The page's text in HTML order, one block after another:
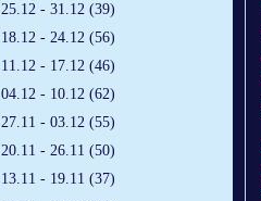
25.12 - 31.12 (39)
18.12 - 24.12 (56)
11.12 - 17.12 (46)
04.12 - 10.12 (62)
27.11 - 03.12 (55)
20.11 - 26.11 (50)
13.11 - 19.11 (37)